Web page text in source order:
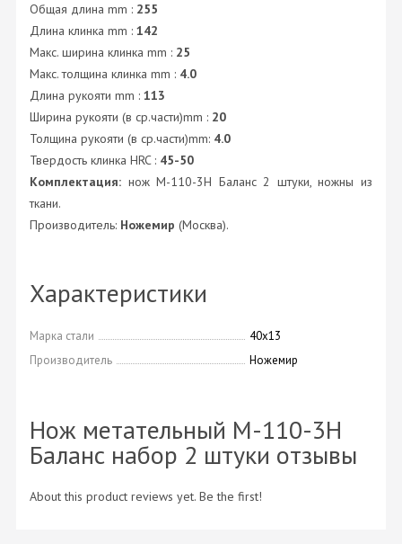
Общая длина mm : 255
Длина клинка mm : 142
Макс. ширина клинка mm : 25
Макс. толщина клинка mm : 4.0
Длина рукояти mm : 113
Ширина рукояти (в ср.части)mm : 20
Толщина рукояти (в ср.части)mm: 4.0
Твердость клинка HRC : 45-50
Комплектация: нож M-110-3H Баланс 2 штуки, ножны из
ткани.
Производитель: Ножемир (Москва).
Характеристики
Марка стали
40х13
Производитель
Ножемир
Нож метательный M-110-3H
Баланс набор 2 штуки отзывы
About this product reviews yet. Be the first!